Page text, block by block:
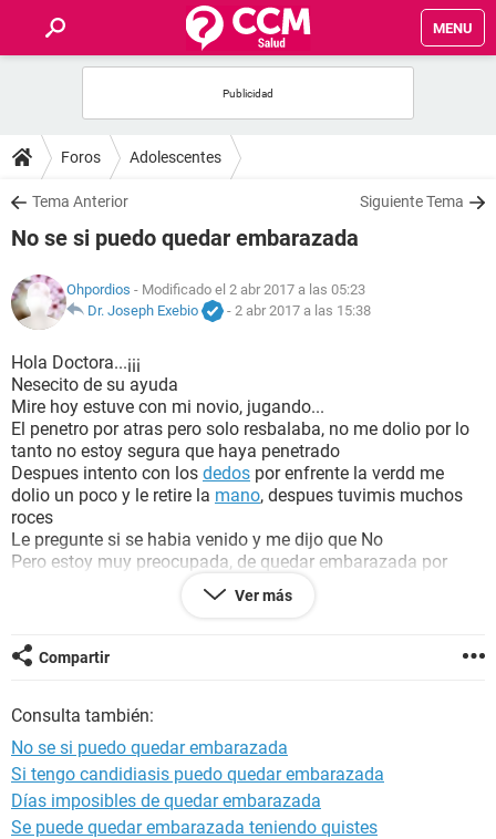
MENU
FOROS
SALUD
NUTRICIÓN
BIENESTAR
SEXUALIDAD
GLOSARIO
Foros Adolescentes
Tema Anterior Siguiente Tema
No se si puedo quedar embarazada
Ohpordios - Modificado el 2 abr 2017 a las 05:23
Dr. Joseph Exebio
- 2 abr 2017 a las 15:38
Hola Doctora...¡¡¡
Nesecito de su ayuda
Mire hoy estuve con mi novio, jugando...
El penetro por atras pero solo resbalaba, no me dolio por lo
tanto no estoy segura que haya penetrado
Despues intento con los dedos por enfrente la verdd me
dolio un poco y le retire la mano, despues tuvimis muchos
roces
Le pregunte si se habia venido y me dijo que No
Pero estoy muy preocupada, de quedar embarazada por
algun metodo o circunstancia
unainfeccion vaginal
Esto paso un dia despues de terminar mi
Ver más
Compartir
Consulta también:
No se si puedo quedar embarazada
Si tengo candidiasis puedo quedar embarazada
Días imposibles de quedar embarazada
Se puede quedar embarazada teniendo quistes